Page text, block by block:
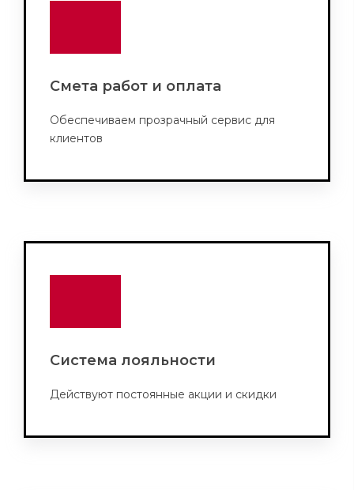
Смета работ и оплата
Обеспечиваем прозрачный сервис для
клиентов
Система лояльности
Действуют постоянные акции и скидки